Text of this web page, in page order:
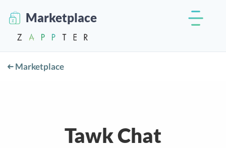
Marketplace
Marketplace
Tawk Chat